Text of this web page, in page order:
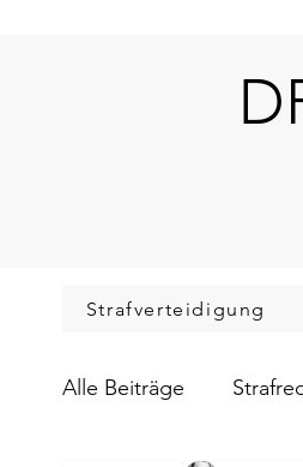
Strafverteidigung
Alle Beiträge